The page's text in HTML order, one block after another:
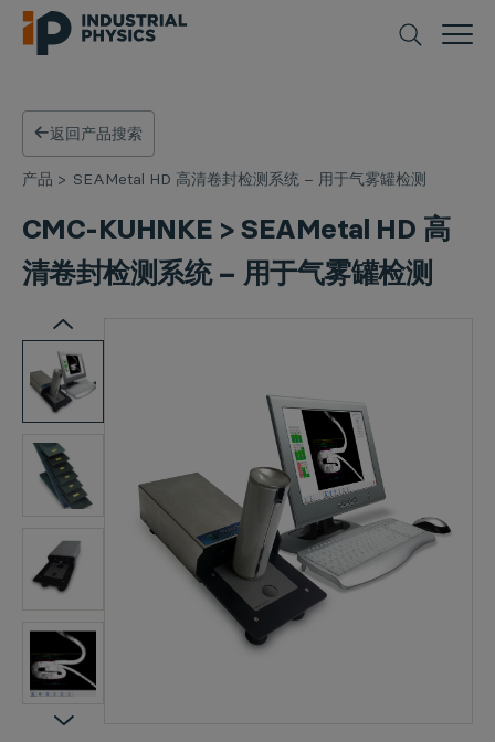
返回产品搜索
产品 > SEAMetal HD 高清卷封检测系统 – 用于气雾罐检测
CMC-KUHNKE > SEAMetal HD 高
清卷封检测系统 – 用于气雾罐检测